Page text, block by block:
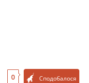
0 Сподобалося